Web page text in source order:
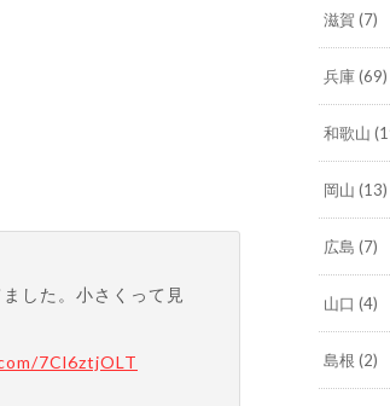
した。小さくって見
7Cl6ztjOLT
滋賀 (7)
兵庫(69)
和歌山
岡山 (13)
広島 (7)
山口 (4)
島根 (2)